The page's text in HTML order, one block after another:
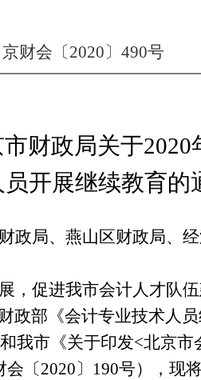
京财会 〔 2020 〕490号
财政局关于2020
开展继续教育的
政局、燕山区财政局、
，促进我市会计人才队
政部《会计专业技术人员
我市《关于印发<北京市
会〔 2020 〕 190号），现